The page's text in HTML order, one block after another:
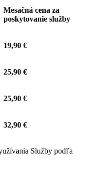
Mesačná cena za
poskytovanie služby
19,90 €
25,90 €
25,90 €
32,90 €
Služby podľa